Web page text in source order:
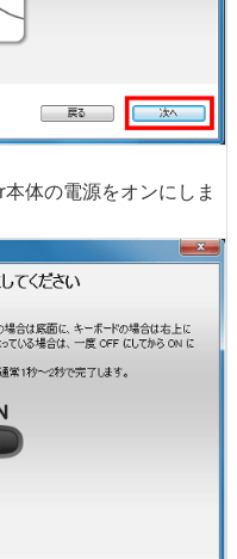
体の電源をオンにしま